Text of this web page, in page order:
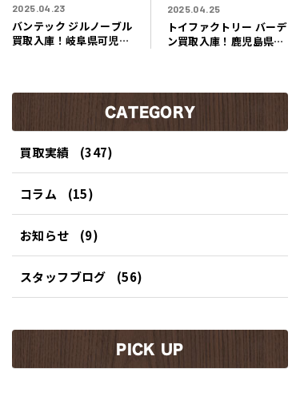
2025.04.23
バンテック ジルノーブル
買取入庫！岐阜県可児市
できるキャンピングカー
買取させていただきまし
た！
2025.04.25
トイファクトリー バーデ
ン買取入庫！鹿児島県鹿
させて頂きました。
CATEGORY
買取実績 (347)
コラム (15)
お知らせ (9)
スタッフブログ (56)
PICK UP